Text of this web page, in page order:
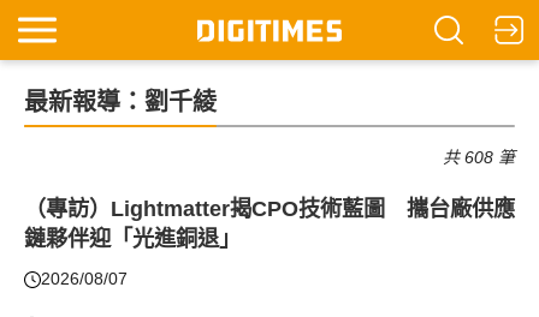
最新報導：劉千綾
共 608 筆
（專訪）Lightmatter揭CPO技術藍圖 攜台廠供應
鏈夥伴迎「光進銅退」
2026/08/07